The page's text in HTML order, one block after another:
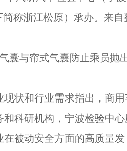
称浙江松原）承办。来自
囊与帘式气囊防止乘员抛
状和行业需求指出，商用
科研机构，宁波检验中心
被动安全方面的高质量发